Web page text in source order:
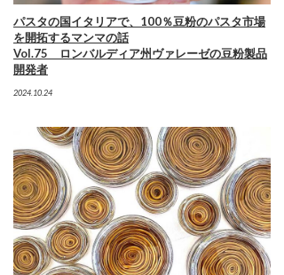
パスタの国イタリアで、100％豆粉のパスタ市場
を開拓するマンマの話
Vol.75 ロンバルディア州ヴァレーゼの豆粉製品
開発者
2024.10.24